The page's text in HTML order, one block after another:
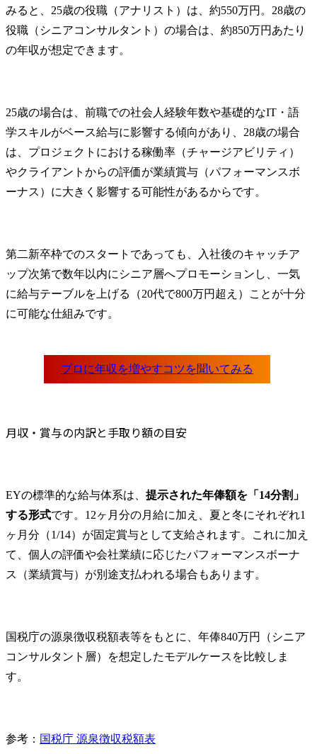
みると、25歳の役職（アナリスト）は、約550万円。28歳の
役職（シニアコンサルタント）の場合は、約850万円あたり
の年収が想定できます。
25歳の場合は、前職での社会人経験年数や基礎的なIT・語
学スキルがベース給与に影響する傾向があり、28歳の場合
は、プロジェクトにおける稼働率（チャージアビリティ）
やクライアントからの評価が業績賞与（パフォーマンスボ
ーナス）に大きく影響する可能性があるからです。
第二新卒枠でのスタートであっても、入社後のキャッチア
ップ次第で数年以内にシニア層へプロモーションし、一気
に給与テーブルを上げる（20代で800万円超え）ことが十分
に可能な仕組みです。
月収・賞与の内訳と手取り額の目安
EYの標準的な給与体系は、 提示された年俸額を「14分割」
する形式です。12ヶ月分の月給に加え、夏と冬にそれぞれ1
ヶ月分（1/14）が固定賞与として支給されます。これに加え
て、個人の評価や会社業績に応じたパフォーマンスボーナ
ス（業績賞与）が別途支払われる場合もあります。
国税庁の源泉徴収税額表等をもとに、年俸840万円（シニア
コンサルタント層）を想定したモデルケースを比較しま
す。
参考： 国税庁 源泉徴収税額表